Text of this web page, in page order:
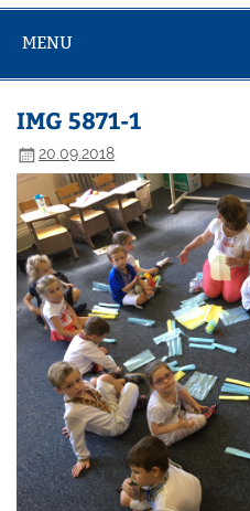
MENU
IMG 5871-1
20.09.2018